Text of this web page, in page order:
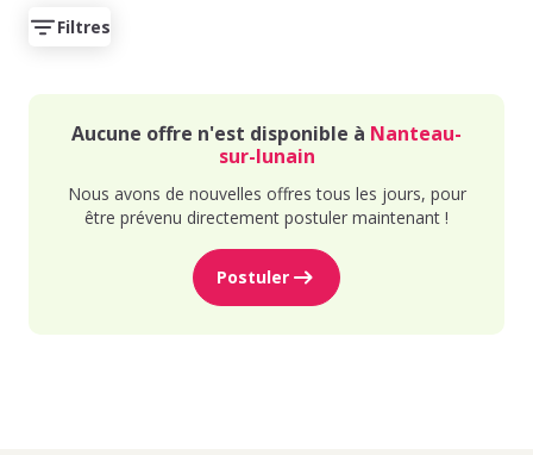
Filtres
Aucune offre n'est disponible à Nanteau-
sur-lunain
Nous avons de nouvelles offres tous les jours, pour
être prévenu directement postuler maintenant !
Postuler